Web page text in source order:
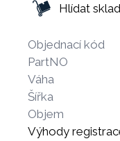
Hlídat
Objednací kód
PartNO
Váha
Šířka
Objem
Výhody